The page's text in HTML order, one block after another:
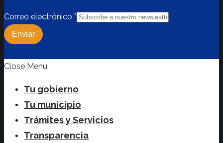
Correo electrónico *
Enviar
Close Menu
Tu gobierno
Tu municipio
Trámites y Servicios
Transparencia